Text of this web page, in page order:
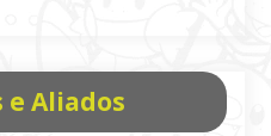
e Aliados